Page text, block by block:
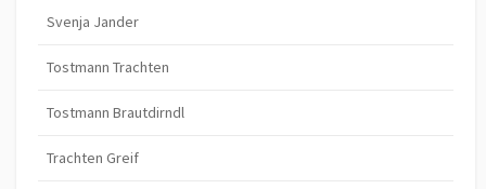
Svenja Jander
Tostmann Trachten
Tostmann Brautdirndl
Trachten Greif